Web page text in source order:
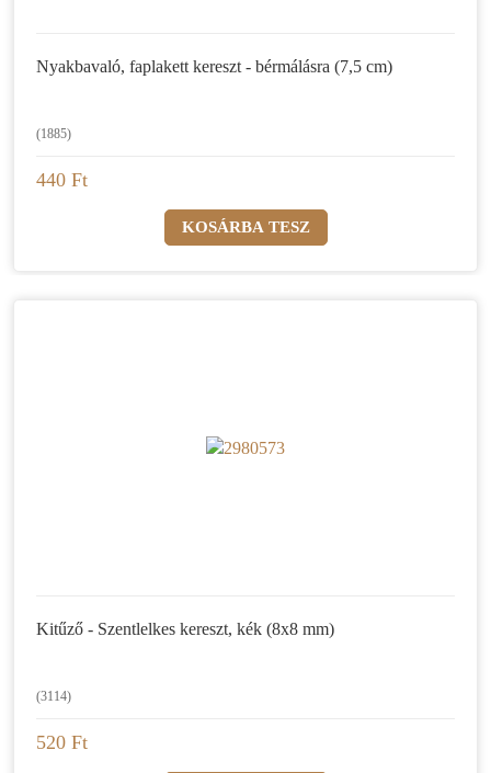
Nyakbavaló, faplakett kereszt - bérmálásra (7,5 cm)
(1885)
440 Ft
Kitűző - Szentlelkes kereszt, kék (8x8 mm)
(3114)
520 Ft